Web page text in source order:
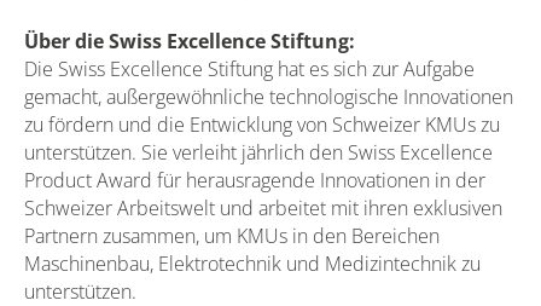
Über die Swiss Excellence Stiftung:
Die Swiss Excellence Stiftung hat es sich zur Aufgabe
gemacht, außergewöhnliche technologische Innovationen
zu fördern und die Entwicklung von Schweizer KMUs zu
unterstützen. Sie verleiht jährlich den Swiss Excellence
Product Award für herausragende Innovationen in der
Schweizer Arbeitswelt und arbeitet mit ihren exklusiven
Partnern zusammen, um KMUs in den Bereichen
Maschinenbau, Elektrotechnik und Medizintechnik zu
unterstützen.